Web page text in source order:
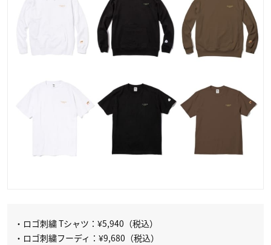
・ロゴ刺繍 Tシャツ：¥5,940（税込）
・ロゴ刺繍フーディ：¥9,680（税込）